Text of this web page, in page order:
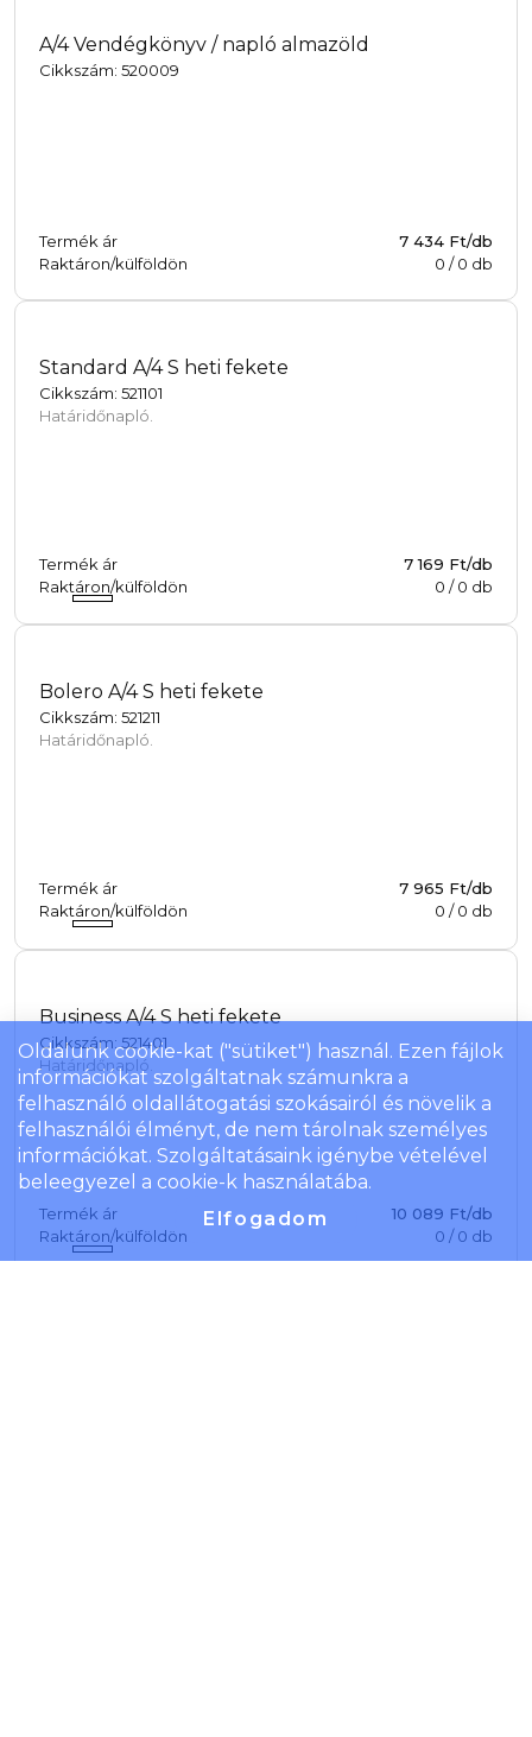
A/4 Vendégkönyv / napló almazöld
Cikkszám: 520009
Termék ár
7 434 Ft/db
Raktáron/külföldön
0 /0 db
Standard A/4 S heti fekete
Cikkszám: 521101
Határidőnapló.
Termék ár
7 169 Ft/db
Raktáron/külföldön
0 /0 db
Bolero A/4 S heti fekete
Cikkszám: 521211
Határidőnapló.
Termék ár
7 965 Ft/db
Raktáron/külföldön
0 /0 db
Business A/4 S heti fekete
Cikkszám: 521401
Határidőnapló.
Termék ár
10 089 Ft/db
Raktáron/külföldön
0 /0 db
Oldalunk cookie-kat ("sütiket") használ. Ezen fájlok
információkat szolgáltatnak számunkra a
felhasználó oldallátogatási szokásairól és növelik a
felhasználói élményt, de nem tárolnak személyes
információkat. Szolgáltatásaink igénybe vételével
beleegyezel a cookie-k használatába.
Elfogadom